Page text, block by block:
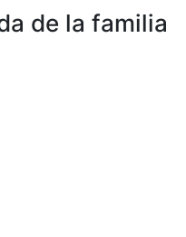
de la familia